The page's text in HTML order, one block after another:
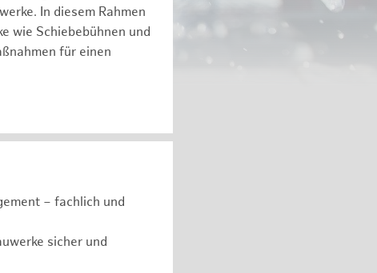
In diesem Rahmen
wie Schiebebühnen und
für einen
– fachlich und
sicher und